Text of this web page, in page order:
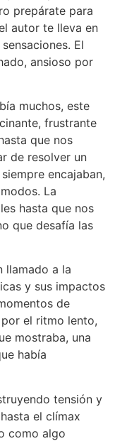
prepárate para
autor te lleva en
El
ansioso por
muchos, este
frustrante
que nos
de resolver un
encajaban,
La
hasta que nos
que desafía las
llamado a la
y sus impactos
de
el ritmo lento,
mostraba, una
había
tensión y
el clímax
como algo